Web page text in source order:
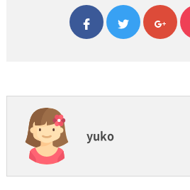
facebook
twitter
yuko